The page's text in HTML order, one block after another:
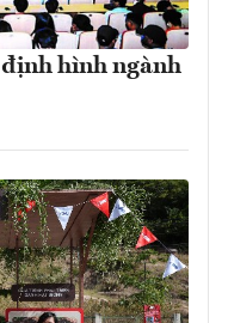
hình ngành